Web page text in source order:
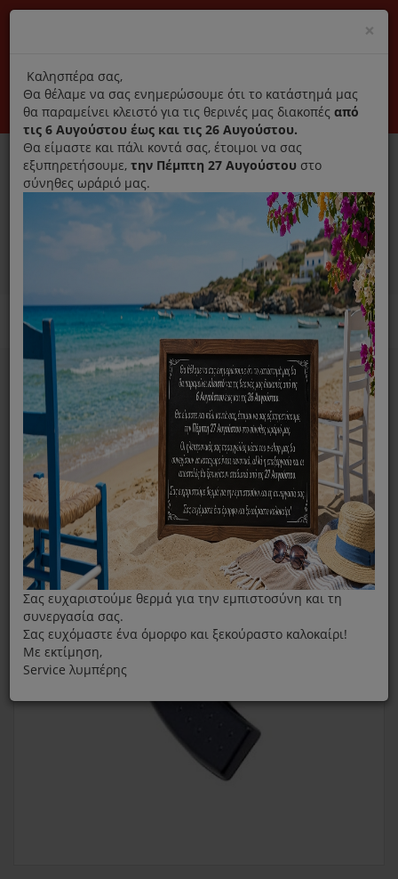
Αποκλειστικά γνήσια ανταλλακτικά
Σύνδεση Εγγραφή Εταιρεία Επικοινωνία
0
Ανταλλακτικά ηλεκτρικών συσκευών MENU
Home
Χύτρα
Πλαϊνή Λαβή Χύτρας Fissler 6lt Magic Black
×
title
Καλησπέρα σας,
Θα θέλαμε να σας ενημερώσουμε ότι το κατάστημά μας
θα παραμείνει κλειστό για τις θερινές μας διακοπές από
τις 6 Αυγούστου έως και τις 26 Αυγούστου.
Θα είμαστε και πάλι κοντά σας, έτοιμοι να σας
εξυπηρετήσουμε, την Πέμπτη 27 Αυγούστου στο
σύνηθες ωράριό μας.
Σας ευχαριστούμε θερμά για την εμπιστοσύνη και τη
συνεργασία σας.
Σας ευχόμαστε ένα όμορφο και ξεκούραστο καλοκαίρι!
Με εκτίμηση,
Service λυμπέρης